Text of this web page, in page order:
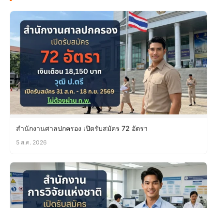
สำนักงานศาลปกครอง เปิดรับสมัคร 72 อัตรา
5 ส.ค. 2026